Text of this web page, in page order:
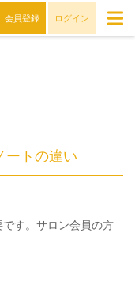
会員登録 ログイン
ートの違い
す。サロン会員の方